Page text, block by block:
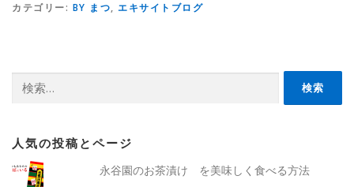
カテゴリー: BY まつ, エキサイトブログ
索:
人気の投稿とページ
永谷園のお茶漬け を美味しく食べる方法